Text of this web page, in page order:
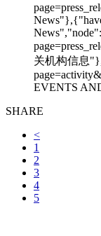
关机构信息
EVENTS
SHARE
<
1
2
3
4
5